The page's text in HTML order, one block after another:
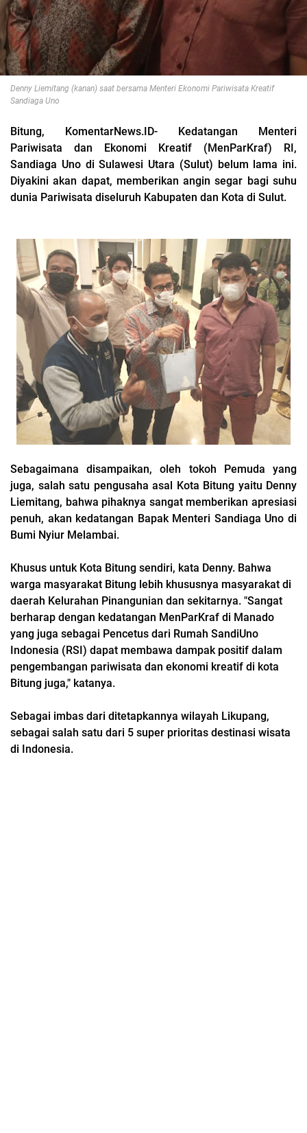
Denny Liemitang (kanan) saat bersama Menteri Ekonomi Pariwisata Kreatif
Sandiaga Uno
Bitung, KomentarNews.ID- Kedatangan Menteri
Pariwisata dan Ekonomi Kreatif (MenParKraf) RI,
Sandiaga Uno di Sulawesi Utara (Sulut) belum lama ini.
Diyakini akan dapat, memberikan angin segar bagi suhu
dunia Pariwisata diseluruh Kabupaten dan Kota di Sulut.
Sebagaimana disampaikan, oleh tokoh Pemuda yang
juga, salah satu pengusaha asal Kota Bitung yaitu Denny
Liemitang, bahwa pihaknya sangat memberikan apresiasi
penuh, akan kedatangan Bapak Menteri Sandiaga Uno di
Bumi Nyiur Melambai.
Khusus untuk Kota Bitung sendiri, kata Denny. Bahwa
warga masyarakat Bitung lebih khususnya masyarakat di
daerah Kelurahan Pinangunian dan sekitarnya. "Sangat
berharap dengan kedatangan MenParKraf di Manado
yang juga sebagai Pencetus dari Rumah SandiUno
Indonesia (RSI) dapat membawa dampak positif dalam
pengembangan pariwisata dan ekonomi kreatif di kota
Bitung juga," katanya.
Sebagai imbas dari ditetapkannya wilayah Likupang,
sebagai salah satu dari 5 super prioritas destinasi wisata
di Indonesia.